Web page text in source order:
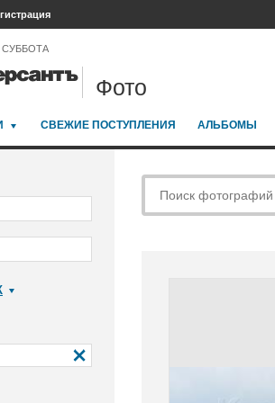
СУББОТА
Фото
СВЕЖИЕ ПОСТУПЛЕНИЯ АЛЬБОМЫ